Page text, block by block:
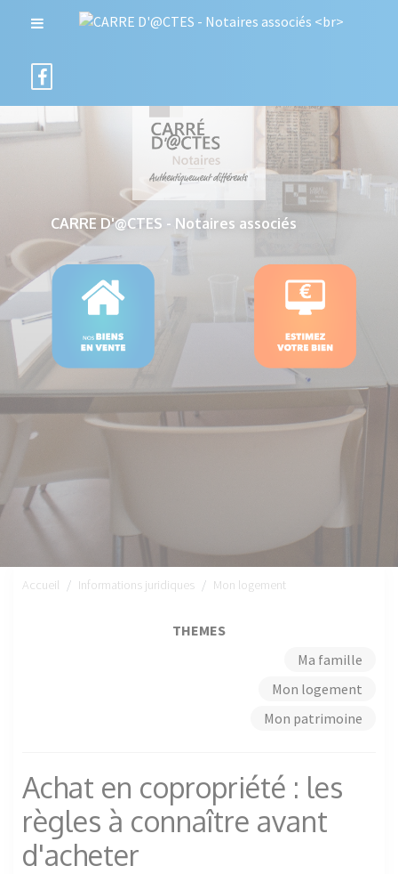
CARRE D'@CTES - Notaires associés
Accueil Informations juridiques Mon logement
THEMES
Ma famille
Mon logement
Mon patrimoine
Achat en copropriété : les
règles à connaître avant
d'acheter